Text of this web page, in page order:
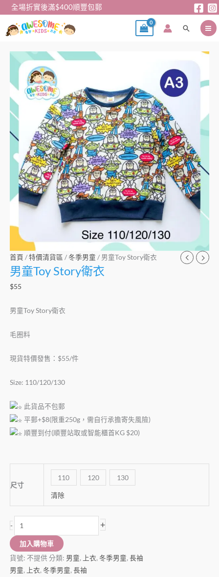
全場折實後滿$400順豐包郵
搜
首頁 /特價清貨區 /冬季男童 / 男童Toy Story衛衣
男童Toy Story衛衣
$55
男童Toy Story衛衣
毛圈料
現貨特價發售：$55/件
Size: 110/120/130
此貨品不包郵
平郵+$8(限重250g，需自行承擔寄失風險)
順豐到付(順豐站取或智能櫃首KG $20)
尺寸
110 120 130
清除
-
男
童
Story
衛
衣
量
+
加入購物車
貨號: 不提供 分類: 男童, 上衣, 冬季男童, 長袖
男童, 上衣, 冬季男童, 長袖